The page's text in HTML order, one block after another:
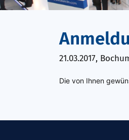
21.03.2017,
Die von Ihnen